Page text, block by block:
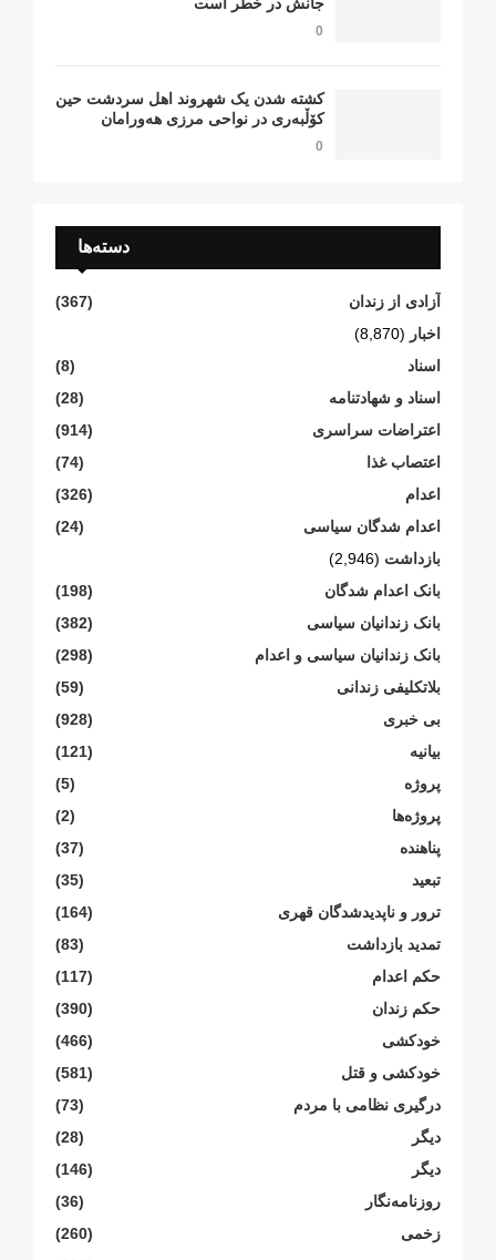
0
کشتە شدن یک شهروند اهل سردشت حین
کۆڵبەری در نواحی مرزی هەورامان
0
دسته‌ها
آزادی از زندان
(367)
اخبار (8,870)
اسناد
(8)
اسناد و شهادتنامە
(28)
اعتراضات سراسری
(914)
اعتصاب غذا
(74)
اعدام
(326)
اعدام شدگان سیاسی
(24)
بازداشت (2,946)
بانک اعدام شدگان
(198)
بانک زندانیان سیاسی
(382)
بانک زندانیان سیاسی و اعدام
(298)
بلاتکلیفی زندانی
(59)
بی خبری
(928)
بیانیە
(121)
پروژە
(5)
پروژەها
(2)
پناهنده
(37)
تبعید
(35)
ترور و ناپدیدشدگان قهری
(164)
تمدید بازداشت
(83)
حکم اعدام
(117)
حکم زندان
(390)
خودکشی
(466)
خودکشی و قتل
(581)
درگیری نظامی با مردم
(73)
دیگر
(28)
دیگر
(146)
روزنامەنگار
(36)
زخمی
(260)